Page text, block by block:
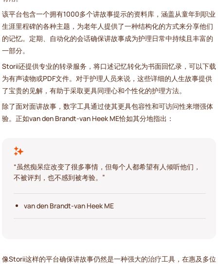
该平台包含一个拥有1000多个讲故事提示的资料库，涵盖从童年到职业
生涯里程碑的各种主题，为老年人提供了一种结构化的方式来分享他们
的记忆。定期、自动化的会话确保讲故事成为护理日常中持续且丰富的
一部分。
Storii还提供专业的转录服务，将口述记忆转化为书面回忆录，可以下载
为有声读物或PDF文件。对于护理人员来说，这些详细的人生故事提供
了宝贵的见解，有助于采取更具同理心和个性化的护理方法。
除了面对面讲故事，数字工具通过使其更具包容性和可访问性来增强体
验。正如van den Brandt-van Heek ME恰如其分地指出：
“虽然痴呆症改变了很多事情，但每个人都希望有人倾听他们，
不被评判，也不感到被考验。”
van den Brandt-van Heek ME
像Storii这样的平台确保讲故事仍然是一种强大的治疗工具，在惠及多位